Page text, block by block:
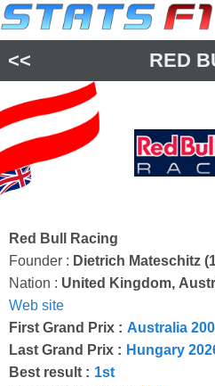
<< RED
Red Bull Racing
Founder : Dietrich Mateschitz
Nation : United Kingdom,
Web site
First Grand Prix : Australia
Last Grand Prix : Hungary
Best result : 1st